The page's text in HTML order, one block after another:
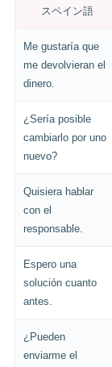
スペイン語
Me gustaría que
me devolvieran el
dinero.
¿Sería posible
cambiarlo por uno
nuevo?
Quisiera hablar
con el
responsable.
Espero una
solución cuanto
antes.
¿Pueden
enviarme el